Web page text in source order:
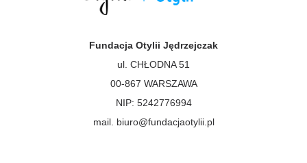
Fundacja Otylii Jędrzejczak
ul. CHŁODNA 51
00-867 WARSZAWA
NIP: 5242776994
mail. biuro@fundacjaotylii.pl